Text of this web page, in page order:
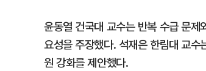
윤동열 건국대 교수는 반복 수급 문
요성을 주장했다. 석재은 한림대 교
원 강화를 제안했다.